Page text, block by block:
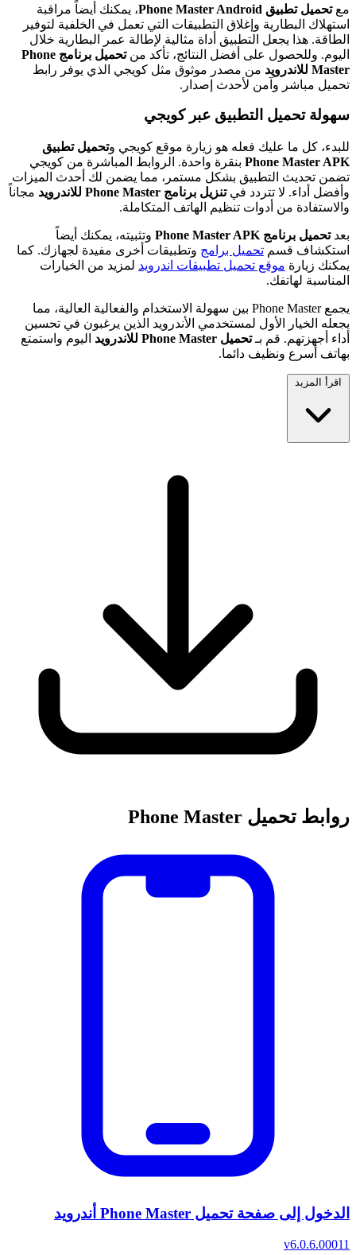
معتحميل تطبيق Phone Master Android
، يمكنك أيضاً مراقبة
استهلاك البطارية وإغلاق التطبيقات التي تعمل في الخلفية لتوفير
الطاقة. هذا يجعل التطبيق أداة مثالية لإطالة عمر البطارية خلال
اليوم. وللحصول على أفضل النتائج، تأكد من
تحميل برنامج Phone
Master للاندرويد
من مصدر موثوق مثل كويجي الذي يوفر رابط
تحميل مباشر وآمن لأحدث إصدار.
سهولة تحميل التطبيق عبر كويجي
للبدء، كل ما عليك فعله هو زيارة موقع كويجي وتحميل تطبيق
Phone Master APK بنقرة واحدة. الروابط المباشرة من كويجي
تضمن تحديث التطبيق بشكل مستمر، مما يضمن لك أحدث الميزات
وأفضل أداء. لا تتردد فيتنزيل برنامج Phone Master للاندرويد
مجاناً
والاستفادة من أدوات تنظيم الهاتف المتكاملة.
بعدتحميل برنامج Phone Master APK
وتثبيته، يمكنك أيضاً
استكشاف قسم تحميل برامج وتطبيقات أخرى مفيدة لجهازك. كما
يمكنك زيارة موقع تحميل تطبيقات اندرويد لمزيد من الخيارات
المناسبة لهاتفك.
يجمع Phone Master بين سهولة الاستخدام والفعالية العالية، مما
يجعله الخيار الأول لمستخدمي الأندرويد الذين يرغبون في تحسين
أداء أجهزتهم. قم بـتحميل Phone Master للاندرويد
اليوم واستمتع
بهاتف أسرع ونظيف دائما.
اقرأ المزيد
روابط تحميل Phone Master
الدخول إلى صفحة تحميل Phone Master أندرويد
v6.0.6.00011